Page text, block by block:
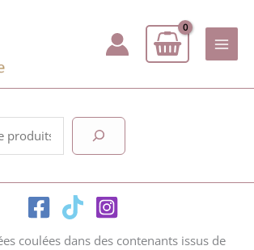
coulées dans des contenants issus de